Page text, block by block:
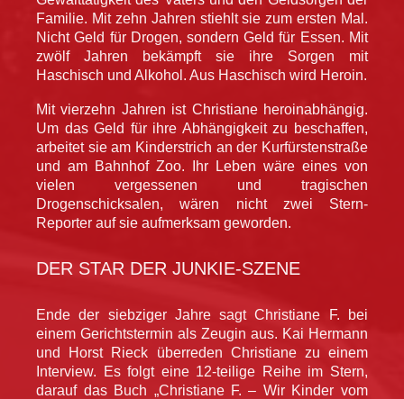
Familie. Mit zehn Jahren stiehlt sie zum ersten Mal.
Nicht Geld für Drogen, sondern Geld für Essen. Mit
zwölf Jahren bekämpft sie ihre Sorgen mit
Haschisch und Alkohol. Aus Haschisch wird Heroin.
Mit vierzehn Jahren ist Christiane heroinabhängig.
Um das Geld für ihre Abhängigkeit zu beschaffen,
arbeitet sie am Kinderstrich an der Kurfürstenstraße
und am Bahnhof Zoo. Ihr Leben wäre eines von
vielen vergessenen und tragischen
Drogenschicksalen, wären nicht zwei Stern-
Reporter auf sie aufmerksam geworden.
DER STAR DER JUNKIE-SZENE
Ende der siebziger Jahre sagt Christiane F. bei
einem Gerichtstermin als Zeugin aus. Kai Hermann
und Horst Rieck überreden Christiane zu einem
Interview. Es folgt eine 12-teilige Reihe im Stern,
darauf das Buch „Christiane F. – Wir Kinder vom